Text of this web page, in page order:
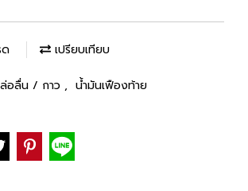
ด เปรียบเทียบ
อลื่น / กาว , น้ำมันเฟืองท้าย